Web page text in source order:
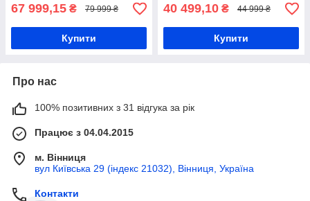
67 999,15 ₴ 79 999 ₴
Купити
40 499,10 ₴ 44 999 ₴
Купити
Про нас
100% позитивних з 31 відгука за рік
Працює з 04.04.2015
м. Вінниця
вул Київська 29 (індекс 21032), Вінниця, Україна
Контакти